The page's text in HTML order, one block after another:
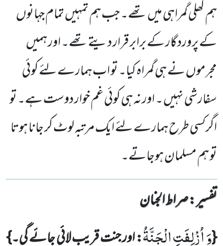
ہم کھلی گمراہی میں تھے۔ جب ہم تمہیں تمام جہانوں
کے پروردگار کے برابر قرار دیتے تھے۔ اور ہمیں
مجرموں نے ہی گمراہ کیا۔ تو اب ہمارے لئے کوئی
سفارشی نہیں ۔ اور نہ ہی کوئی غم خوار دوست ہے۔ تو
اگرکسی طرح ہمارے لئے ایک مرتبہ لوٹ کر جانا ہوتا
تو ہم مسلمان ہوجاتے۔
تفسیر : ‎صراط الجنان
{وَ اُزْلِفَتِ الْجَنَّةُ: اور جنت قریب لائی جائے گی۔}